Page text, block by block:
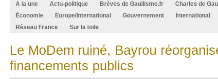
A la une
Actu-politique Brèves de Gaullisme.fr
Charles de
Économie
Europe/International Gouvernement
International
Réseau France
Sur la toile
Le MoDem ruiné, Bayrou
financements publics